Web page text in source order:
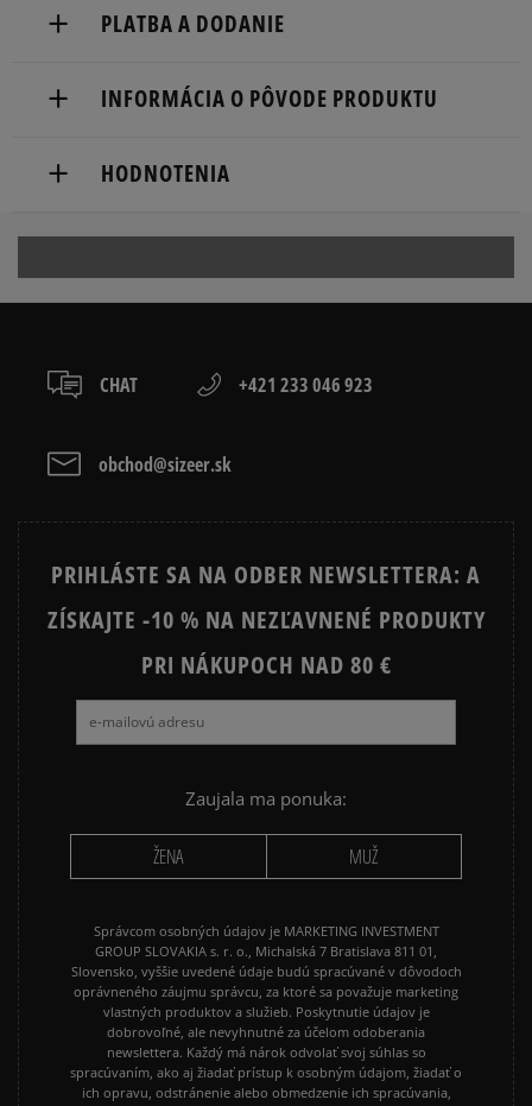
PLATBA A DODANIE
Dostupné spôsoby doručenia:
slovenská pošta - na adresu,
osobné prevzatie v predajni.
kartou,
INFORMÁCIA O PÔVODE PRODUKTU
os. Dywizjonu 303 Paw. 1
HODNOTENIA
CHAT +421 233 046 923
obchod@sizeer.sk
PRIHLÁSTE SA NA ODBER NEWSLETTERA: A
ZÍSKAJTE -10 % NA NEZĽAVNENÉ PRODUKTY
PRI NÁKUPOCH NAD 80 €
Zaujala ma ponuka:
ŽENA MUŽ
Správcom osobných údajov je MARKETING INVESTMENT
GROUP SLOVAKIA s. r. o., Michalská 7 Bratislava 811 01,
Slovensko, vyššie uvedené údaje budú spracúvané v dôvodoch
oprávneného záujmu správcu, za ktoré sa považuje marketing
vlastných produktov a služieb. Poskytnutie údajov je
dobrovoľné, ale nevyhnutné za účelom odoberania
newslettera. Každý má nárok odvolať svoj súhlas so
spracúvaním, ako aj žiadať prístup k osobným údajom, žiadať o
ich opravu, odstránenie alebo obmedzenie ich spracúvania,